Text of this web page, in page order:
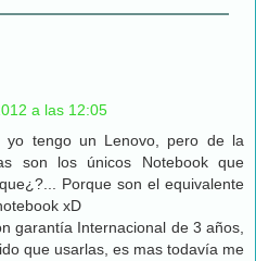
a las 12:05
yo tengo un Lenovo, pero de la
son los únicos Notebook que
Porque son el equivalente
xD
garantía Internacional de 3 años,
que usarlas, es mas todavía me